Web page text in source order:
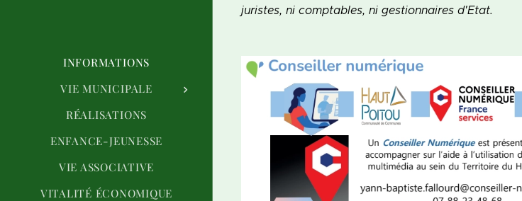
INFORMATIONS
VIE MUNICIPALE
RÉALISATIONS
ENFANCE-JEUNESSE
VIE ASSOCIATIVE
VITALITÉ ÉCONOMIQUE
juristes, ni comptables, ni gestionnaires d'Etat.